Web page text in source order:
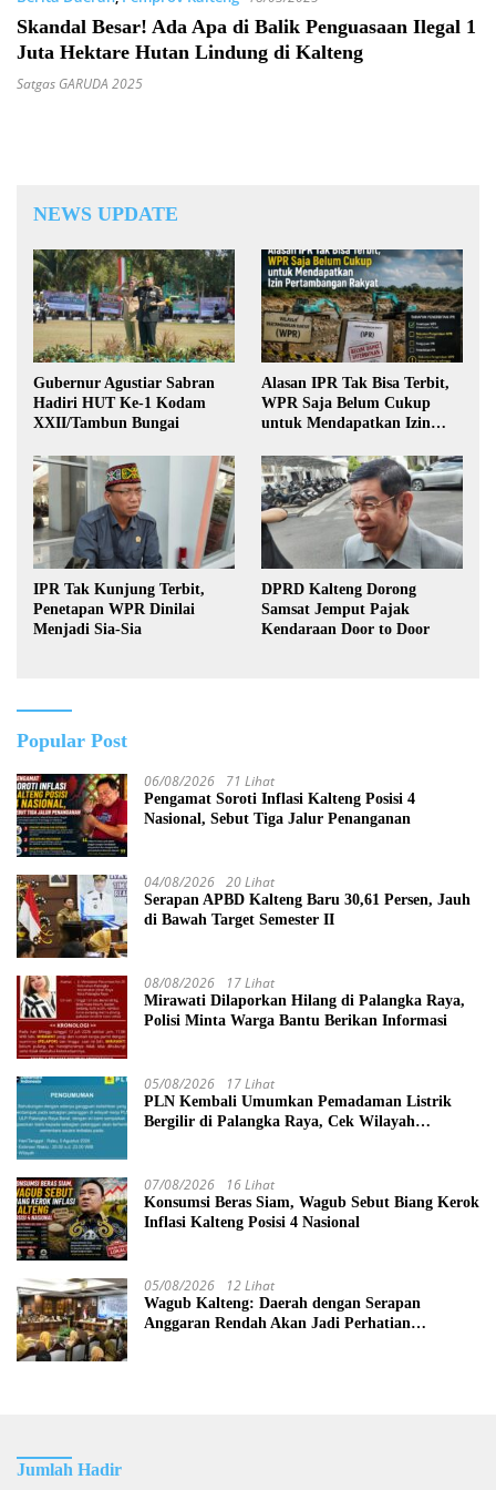
Skandal Besar! Ada Apa di Balik Penguasaan Ilegal 1
Juta Hektare Hutan Lindung di Kalteng
Satgas GARUDA 2025
NEWS UPDATE
Gubernur Agustiar Sabran
Hadiri HUT Ke-1 Kodam
XXII/Tambun Bungai
Alasan IPR Tak Bisa Terbit,
WPR Saja Belum Cukup
untuk Mendapatkan Izin
IPR Tak Kunjung Terbit,
Penetapan WPR Dinilai
Menjadi Sia-Sia
DPRD Kalteng Dorong
Samsat Jemput Pajak
Kendaraan Door to Door
Popular Post
06/08/2026 71 Lihat
Pengamat Soroti Inflasi Kalteng Posisi 4
Nasional, Sebut Tiga Jalur Penanganan
04/08/2026 20 Lihat
Serapan APBD Kalteng Baru 30,61 Persen, Jauh
di Bawah Target Semester II
08/08/2026 17 Lihat
Mirawati Dilaporkan Hilang di Palangka Raya,
Polisi Minta Warga Bantu Berikan Informasi
05/08/2026 17 Lihat
PLN Kembali Umumkan Pemadaman Listrik
Bergilir di Palangka Raya, Cek Wilayah
07/08/2026 16 Lihat
Konsumsi Beras Siam, Wagub Sebut Biang Kerok
Inflasi Kalteng Posisi 4 Nasional
05/08/2026 12 Lihat
Wagub Kalteng: Daerah dengan Serapan
Anggaran Rendah Akan Jadi Perhatian
Jumlah Hadir